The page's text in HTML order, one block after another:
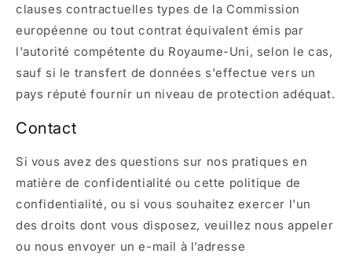
clauses contractuelles types de la Commission
européenne ou tout contrat équivalent émis par
l'autorité compétente du Royaume-Uni, selon le cas,
sauf si le transfert de données s'effectue vers un
pays réputé fournir un niveau de protection adéquat.
Contact
Si vous avez des questions sur nos pratiques en
matière de confidentialité ou cette politique de
confidentialité, ou si vous souhaitez exercer l'un
des droits dont vous disposez, veuillez nous appeler
ou nous envoyer un e-mail à l’adresse